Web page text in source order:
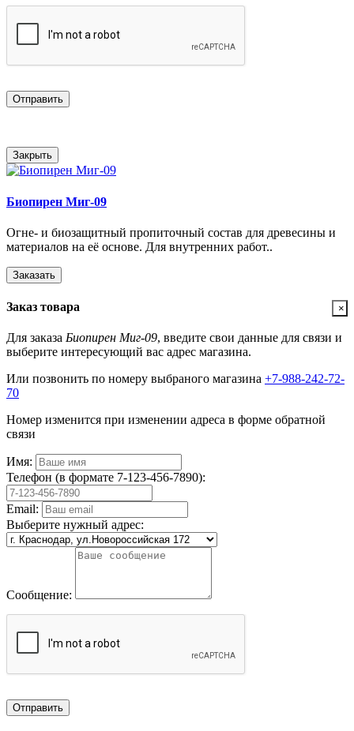
Отправить
Закрыть
Биопирен Миг-09
Огне- и биозащитный пропиточный состав для древесины и
материалов на её основе. Для внутренних работ..
Заказать
×
Заказ товара
Для заказа Биопирен Миг-09, введите свои данные для связи и
выберите интересующий вас адрес магазина.
Или позвонить по номеру выбраного магазина +7-988-242-72-
70
Номер изменится при изменении адреса в форме обратной
связи
Имя:
Телефон (в формате 7-123-456-7890):
Email:
Выберите нужный адрес:
Сообщение:
Отправить